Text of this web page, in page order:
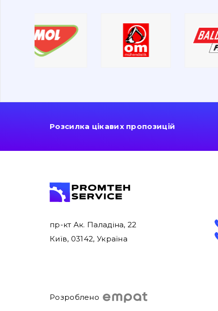
Розсилка цікавих пропозицій
пр-кт Ак. Паладіна, 22
Київ, 03142, Україна
Розроблено